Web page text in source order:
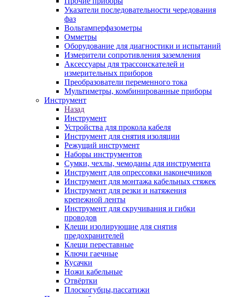
Указатели последовательности чередования
фаз
Вольтамперфазометры
Омметры
Оборудование для диагностики и испытаний
Измерители сопротивления заземления
Аксессуары для трассоискателей и
измерительных приборов
Преобразователи переменного тока
Мультиметры, комбинированные приборы
Инструмент
Назад
Инструмент
Устройства для прокола кабеля
Инструмент для снятия изоляции
Режущий инструмент
Наборы инструментов
Сумки, чехлы, чемоданы для инструмента
Инструмент для опрессовки наконечников
Инструмент для монтажа кабельных стяжек
Инструмент для резки и натяжения
крепежной ленты
Инструмент для скручивания и гибки
проводов
Клещи изолирующие для снятия
предохранителей
Клещи переставные
Ключи гаечные
Кусачки
Ножи кабельные
Отвёртки
Плоскогубцы,пассатижи